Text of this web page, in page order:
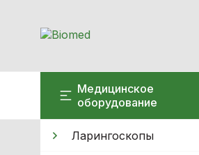
Медицинское
оборудование
Ларингоскопы